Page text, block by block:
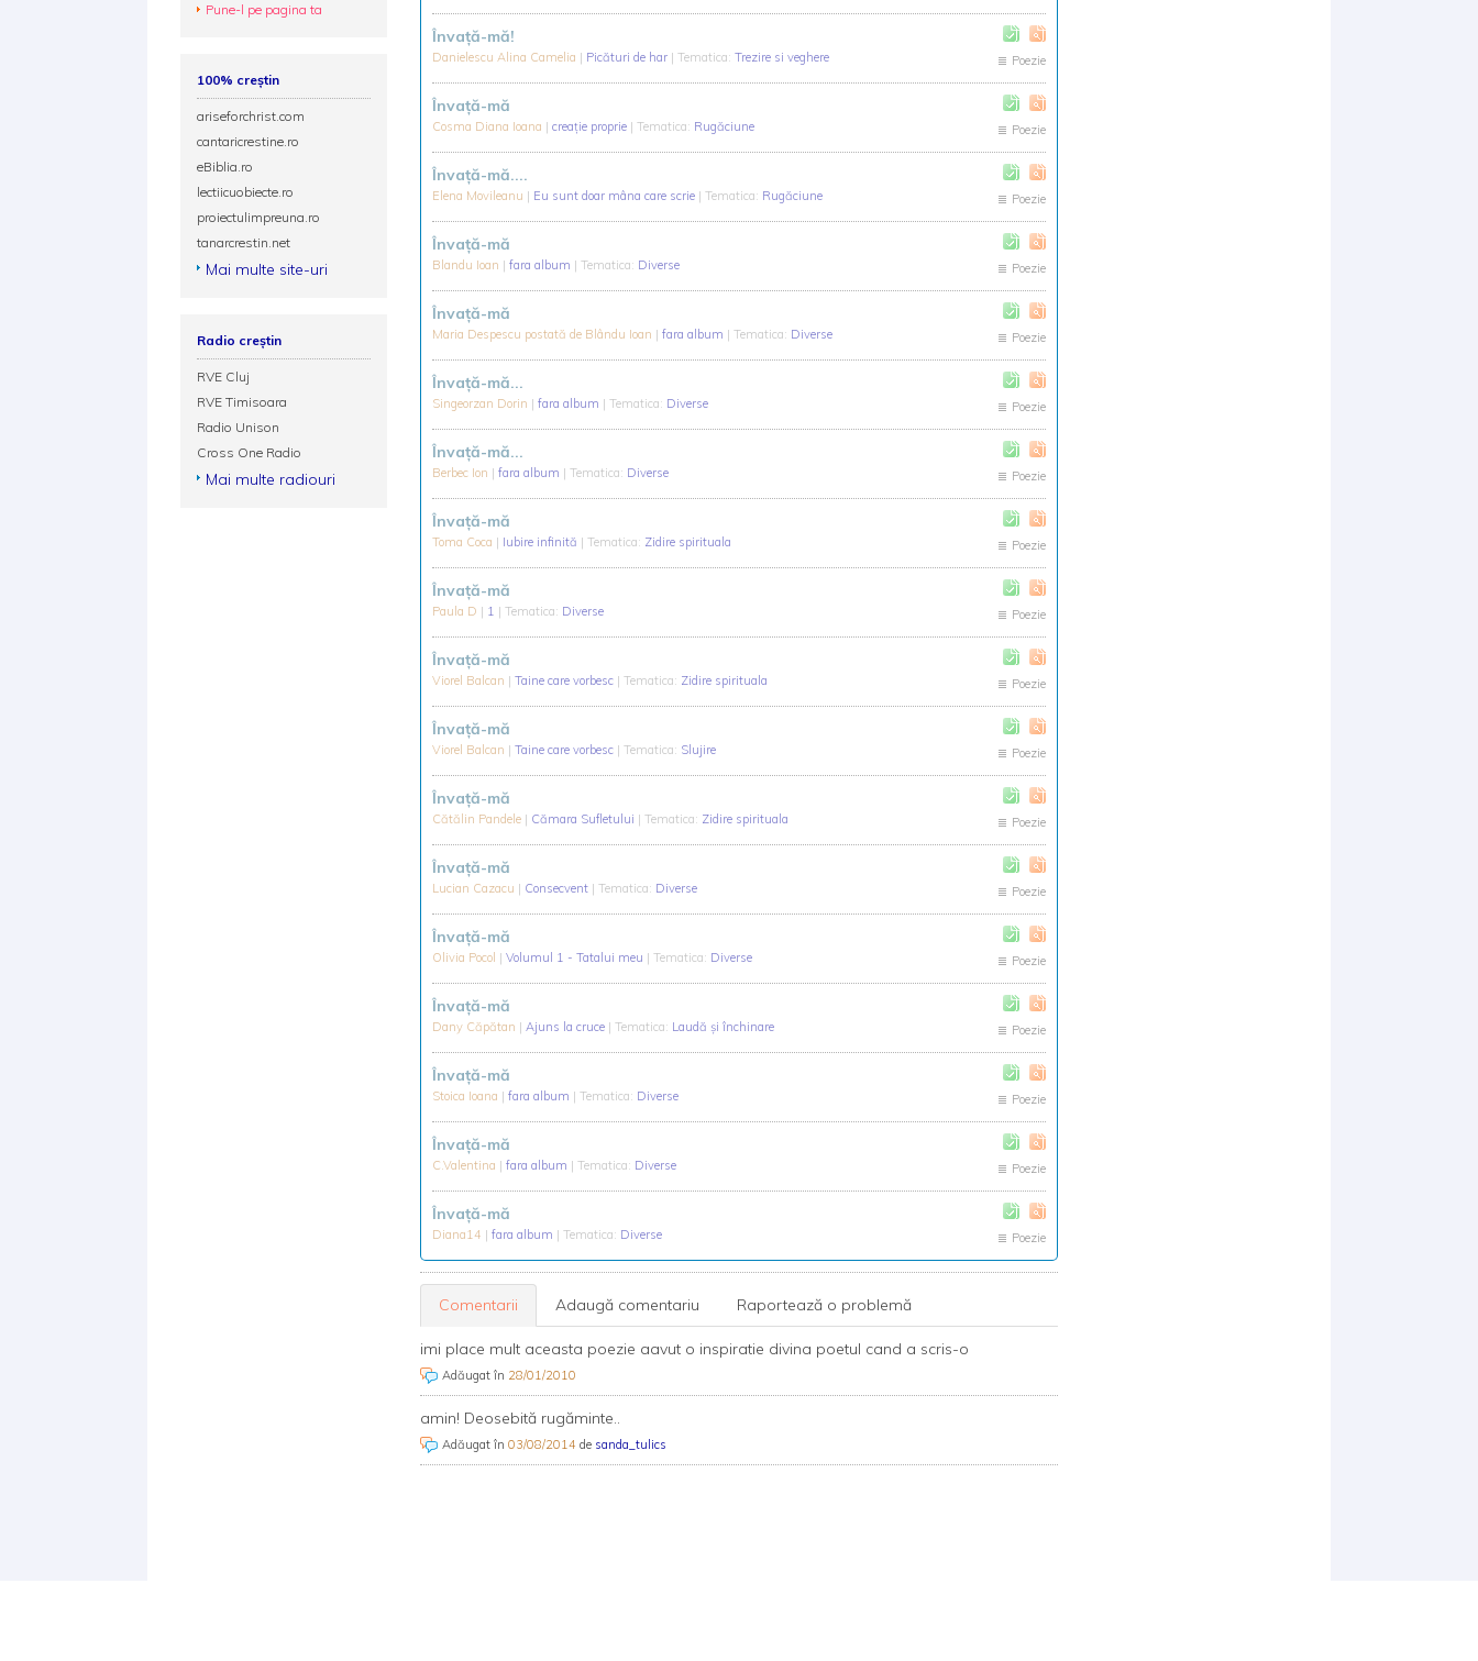
Învață-mă!
Danielescu Alina Camelia | Picături de har | Tematica: Trezire si veghere Poezie
Învață-mă
Cosma Diana Ioana | creație proprie | Tematica: Rugăciune Poezie
Învață-mă....
Elena Movileanu | Eu sunt doar mâna care scrie | Tematica: Rugăciune Poezie
Învață-mă
Blandu Ioan | fara album | Tematica: Diverse Poezie
Învață-mă
Maria Despescu postată de Blându Ioan | fara album | Tematica: Diverse Poezie
Învaţă-mă...
Singeorzan Dorin | fara album | Tematica: Diverse Poezie
Învaţă-mă...
Berbec Ion | fara album | Tematica: Diverse Poezie
Învață-mă
Toma Coca | Iubire infinită | Tematica: Zidire spirituala Poezie
Învaţă-mă
Paula D | 1 | Tematica: Diverse Poezie
Învață-mă
Viorel Balcan | Taine care vorbesc | Tematica: Zidire spirituala Poezie
Învață-mă
Viorel Balcan | Taine care vorbesc | Tematica: Slujire Poezie
Învață-mă
Cătălin Pandele | Cămara Sufletului | Tematica: Zidire spirituala Poezie
Învață-mă
Lucian Cazacu | Consecvent | Tematica: Diverse Poezie
Învață-mă
Olivia Pocol | Volumul 1 - Tatalui meu | Tematica: Diverse Poezie
Învață-mă
Dany Căpătan | Ajuns la cruce | Tematica: Laudă și închinare Poezie
Învață-mă
Stoica Ioana | fara album | Tematica: Diverse Poezie
Învaţă-mă
C.Valentina | fara album | Tematica: Diverse Poezie
Învață-mă
Diana14 | fara album | Tematica: Diverse Poezie
Comentarii Adaugă comentariu Raportează o problemă
imi place mult aceasta poezie aavut o inspiratie divina poetul cand a scris-o
Adăugat în 28/01/2010
amin! Deosebită rugăminte..
Adăugat în03/08/2014 de sanda_tulics
Pune-l pe pagina ta
100% creștin
ariseforchrist.com
cantaricrestine.ro
eBiblia.ro
lectiicuobiecte.ro
proiectulimpreuna.ro
tanarcrestin.net
Mai multe site-uri
Radio creștin
RVE Cluj
RVE Timisoara
Radio Unison
Cross One Radio
Mai multe radiouri